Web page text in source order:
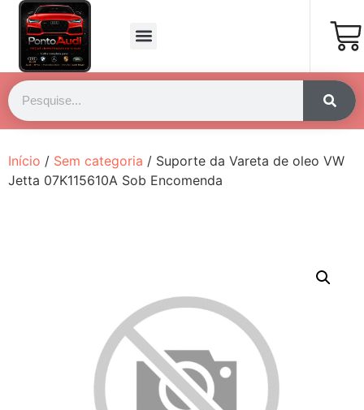
Início / Sem categoria / Suporte da Vareta de oleo VW
Jetta 07K115610A Sob Encomenda